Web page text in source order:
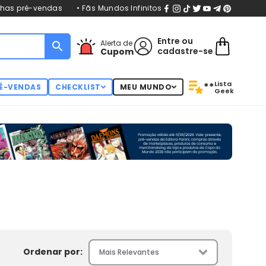
pré-vendas • Fãs Mundos Infinitos
Alerta de
Cupom
Entre ou
cadastre-se
VENDAS CHECKLIST MEU MUNDO **Lista
Geek
Ordenar por: